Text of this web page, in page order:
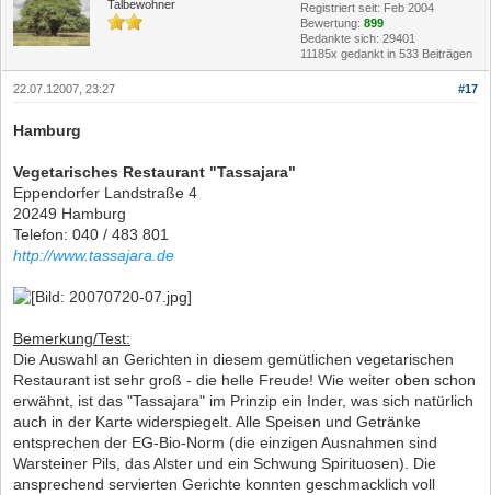
Talbewohner
Registriert seit: Feb 2004
Bewertung: 899
Bedankte sich: 29401
11185x gedankt in 533 Beiträgen
#17
22.07.12007, 23:27
Hamburg
Vegetarisches Restaurant "Tassajara"
Eppendorfer Landstraße 4
20249 Hamburg
Telefon: 040 / 483 801
http://www.tassajara.de
Bemerkung/Test:
Die Auswahl an Gerichten in diesem gemütlichen vegetarischen
Restaurant ist sehr groß - die helle Freude! Wie weiter oben schon
erwähnt, ist das "Tassajara" im Prinzip ein Inder, was sich natürlich
auch in der Karte widerspiegelt. Alle Speisen und Getränke
entsprechen der EG-Bio-Norm (die einzigen Ausnahmen sind
Warsteiner Pils, das Alster und ein Schwung Spirituosen). Die
ansprechend servierten Gerichte konnten geschmacklich voll